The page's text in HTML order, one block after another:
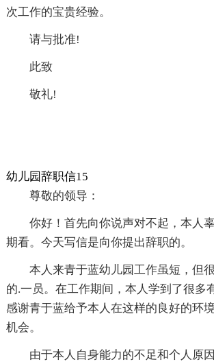
次工作的宝贵经验。
请与批准!
此致
敬礼!
幼儿园辞职信15
尊敬的领导：
你好！首先向你说声对不起，本人
期看。今天写信是向你提出辞职的。
本人来青于蓝幼儿园工作虽短，但
的.一员。在工作期间，本人学到了很多
感谢青于蓝给予本人在这样的良好的环
机会。
由于本人自身能力的不足和个人原